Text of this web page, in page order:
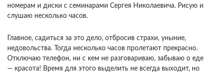
номерам и диски с семинарами Сергея Николаевича. Рисую и
слушаю несколько часов.
Главное, садиться за это дело, отбросив страхи, уныние,
недовольства. Тогда несколько часов пролетают прекрасно.
Отключаю телефон, ни с кем не разговариваю, забываю о еде
— красота! Время для этого выделить не всегда выходит, но